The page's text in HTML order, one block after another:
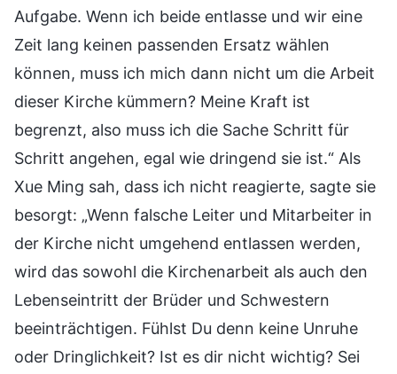
Aufgabe. Wenn ich beide entlasse und wir eine
Zeit lang keinen passenden Ersatz wählen
können, muss ich mich dann nicht um die Arbeit
dieser Kirche kümmern? Meine Kraft ist
begrenzt, also muss ich die Sache Schritt für
Schritt angehen, egal wie dringend sie ist.“ Als
Xue Ming sah, dass ich nicht reagierte, sagte sie
besorgt: „Wenn falsche Leiter und Mitarbeiter in
der Kirche nicht umgehend entlassen werden,
wird das sowohl die Kirchenarbeit als auch den
Lebenseintritt der Brüder und Schwestern
beeinträchtigen. Fühlst Du denn keine Unruhe
oder Dringlichkeit? Ist es dir nicht wichtig? Sei